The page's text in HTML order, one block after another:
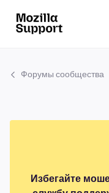
Форумы сообщества
Избегайте